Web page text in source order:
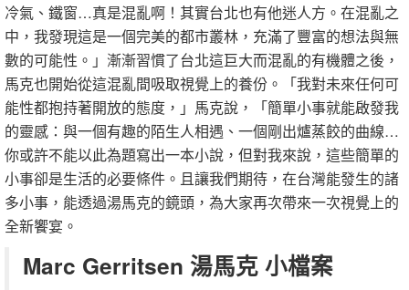
冷氣、鐵窗…真是混亂啊！其實台北也有他迷人方。在混亂之
中，我發現這是一個完美的都市叢林，充滿了豐富的想法與無
數的可能性。」漸漸習慣了台北這巨大而混亂的有機體之後，
馬克也開始從這混亂間吸取視覺上的養份。「我對未來任何可
能性都抱持著開放的態度，」馬克說，「簡單小事就能啟發我
的靈感：與一個有趣的陌生人相遇、一個剛出爐蒸餃的曲線…
你或許不能以此為題寫出一本小說，但對我來說，這些簡單的
小事卻是生活的必要條件。且讓我們期待，在台灣能發生的諸
多小事，能透過湯馬克的鏡頭，為大家再次帶來一次視覺上的
全新饗宴。
Marc Gerritsen 湯馬克 小檔案